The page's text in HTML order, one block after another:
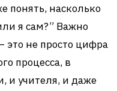
понять, насколько
я сам?” Важно
это не просто цифра
процесса, в
и учителя, и даже